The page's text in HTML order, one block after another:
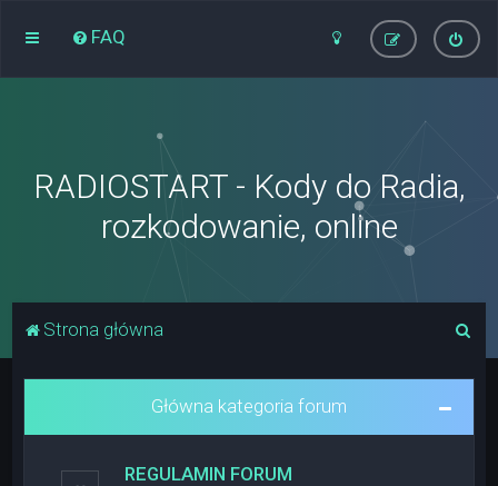
FAQ
RADIOSTART - Kody do Radia,
rozkodowanie, online
Strona główna
Główna kategoria forum
REGULAMIN FORUM